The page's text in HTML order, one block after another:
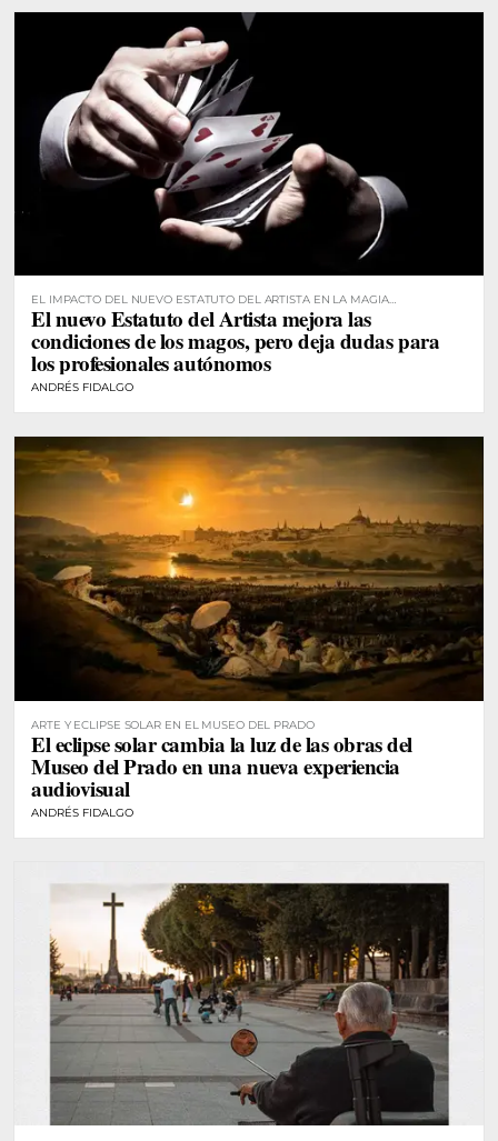
EL IMPACTO DEL NUEVO ESTATUTO DEL ARTISTA EN LA MAGIA
PROFESIONAL
El nuevo Estatuto del Artista mejora las
condiciones de los magos, pero deja dudas para
los profesionales autónomos
ANDRÉS FIDALGO
ARTE Y ECLIPSE SOLAR EN EL MUSEO DEL PRADO
El eclipse solar cambia la luz de las obras del
Museo del Prado en una nueva experiencia
audiovisual
ANDRÉS FIDALGO